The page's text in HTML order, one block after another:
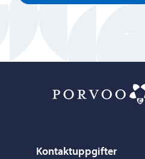
Kontaktuppgifter